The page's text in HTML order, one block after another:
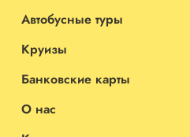
Автобусные туры
Круизы
Банковские карты
О нас